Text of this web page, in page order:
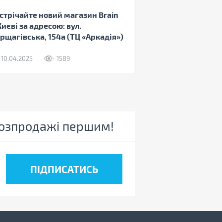
новий магазин Brain
за адресою: вул.
154а (ТЦ «Аркадія»)
10.04.2025 1589
першим!